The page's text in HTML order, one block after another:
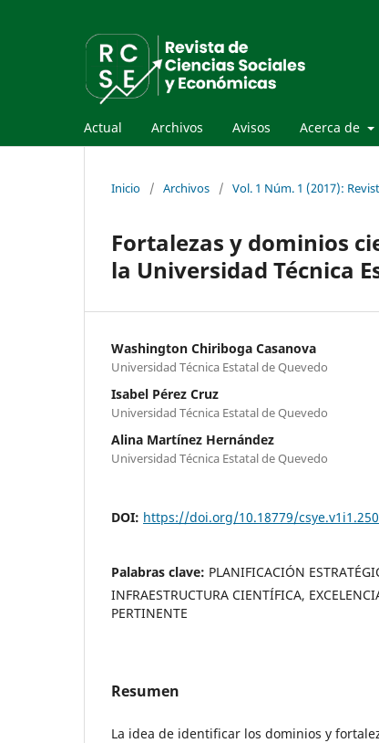
Actual Archivos Avisos Acerca de
Inicio / Archivos / Vol. 1 Núm. 1 (2017):
Fortalezas y dominios
la Universidad Técnica
Washington Chiriboga Casanova
Universidad Técnica Estatal de Quevedo
Isabel Pérez Cruz
Universidad Técnica Estatal de Quevedo
Alina Martínez Hernández
Universidad Técnica Estatal de Quevedo
DOI: https://doi.org/10.18779/csye.v1i1.250
Palabras clave: PLANIFICACIÓN
INFRAESTRUCTURA CIENTÍFICA,
PERTINENTE
Resumen
La idea de identificar los dominios y